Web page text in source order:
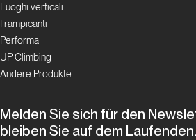
Luoghi verticali
I rampicanti
Performa
UP Climbing
Andere Produkte
Melden Sie sich für den
bleiben Sie auf dem Laufenden.